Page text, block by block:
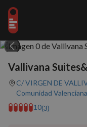
Vallivana
C/ VIRGEN DE
Comunidad Valenciana
10(3)